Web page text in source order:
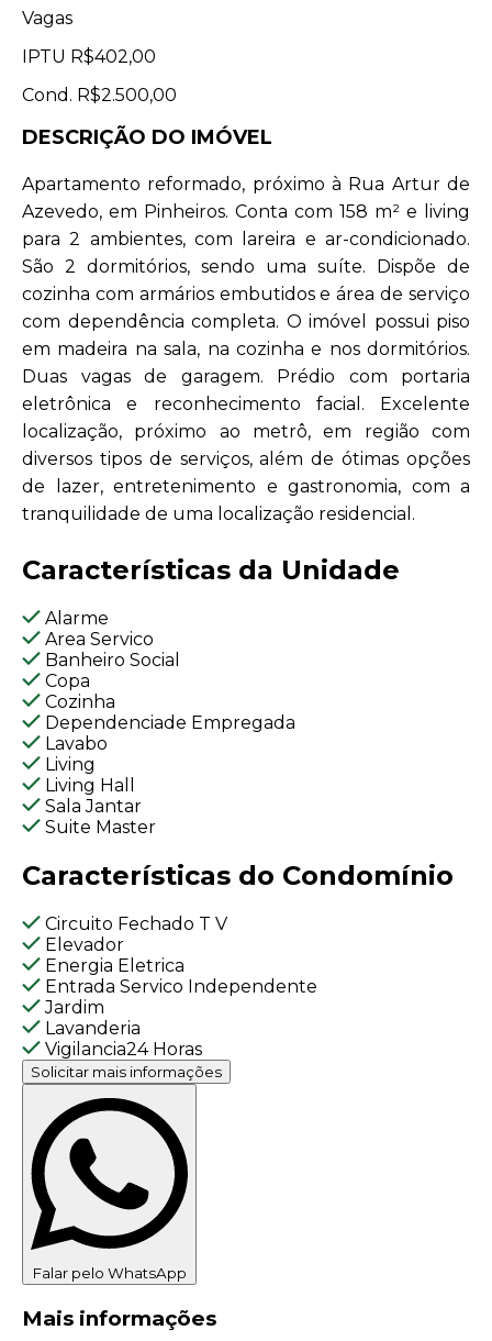
Vagas
IPTU R$402,00
Cond. R$2.500,00
DESCRIÇÃO DO IMÓVEL
Apartamento reformado, próximo à Rua Artur de
Azevedo, em Pinheiros. Conta com 158 m² e living
para 2 ambientes, com lareira e ar-condicionado.
São 2 dormitórios, sendo uma suíte. Dispõe de
cozinha com armários embutidos e área de serviço
com dependência completa. O imóvel possui piso
em madeira na sala, na cozinha e nos dormitórios.
Duas vagas de garagem. Prédio com portaria
eletrônica e reconhecimento facial. Excelente
localização, próximo ao metrô, em região com
diversos tipos de serviços, além de ótimas opções
de lazer, entretenimento e gastronomia, com a
tranquilidade de uma localização residencial.
Características da Unidade
Alarme
Area Servico
Banheiro Social
Copa
Cozinha
Dependenciade Empregada
Lavabo
Living
Living Hall
Sala Jantar
Suite Master
Características do Condomínio
Circuito Fechado T V
Elevador
Energia Eletrica
Entrada Servico Independente
Jardim
Lavanderia
Vigilancia24 Horas
Solicitar mais informações
Falar pelo WhatsApp
Mais informações